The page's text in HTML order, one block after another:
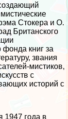
Стокера и О.
Британского
фонда книг за
звания
мистиков,
с
историй с
1947 года в